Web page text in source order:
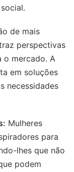
de mais
perspectivas
o mercado. A
em soluções
necessidades
Mulheres
para
lhes que não
podem